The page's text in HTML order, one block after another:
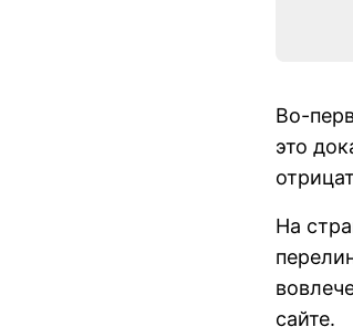
Во-
это
На
сайте.